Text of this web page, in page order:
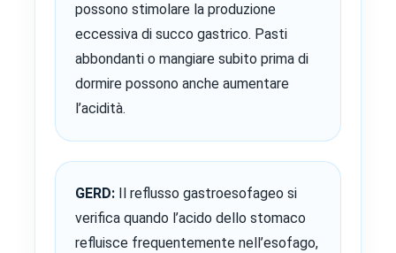
possono stimolare la produzione
eccessiva di succo gastrico. Pasti
abbondanti o mangiare subito prima di
dormire possono anche aumentare
l’acidità.
GERD: Il reflusso gastroesofageo si
verifica quando l’acido dello stomaco
refluisce frequentemente nell’esofago,